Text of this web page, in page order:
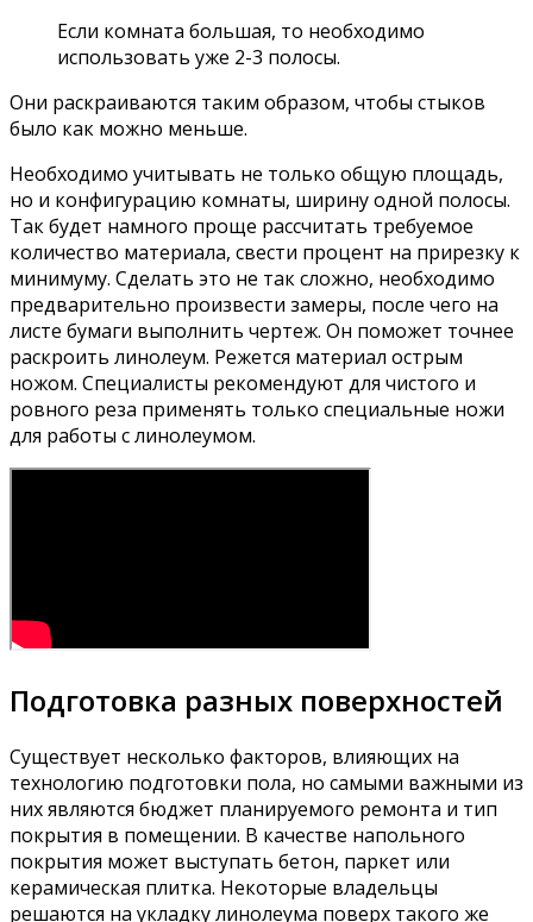
Если комната большая, то необходимо
использовать уже 2-3 полосы.
Они раскраиваются таким образом, чтобы стыков
было как можно меньше.
Необходимо учитывать не только общую площадь,
но и конфигурацию комнаты, ширину одной полосы.
Так будет намного проще рассчитать требуемое
количество материала, свести процент на прирезку к
минимуму. Сделать это не так сложно, необходимо
предварительно произвести замеры, после чего на
листе бумаги выполнить чертеж. Он поможет точнее
раскроить линолеум. Режется материал острым
ножом. Специалисты рекомендуют для чистого и
ровного реза применять только специальные ножи
для работы с линолеумом.
Подготовка разных поверхностей
Существует несколько факторов, влияющих на
технологию подготовки пола, но самыми важными из
них являются бюджет планируемого ремонта и тип
покрытия в помещении. В качестве напольного
покрытия может выступать бетон, паркет или
керамическая плитка. Некоторые владельцы
решаются на укладку линолеума поверх такого же